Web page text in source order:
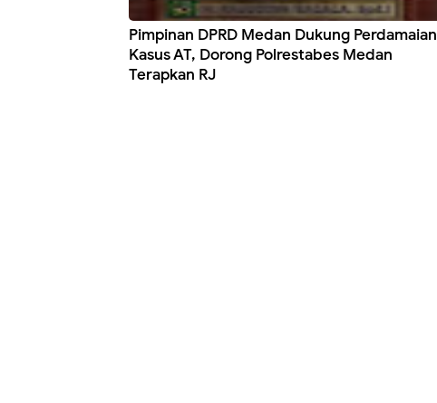
Pimpinan DPRD Medan Dukung Perdamaian
Kasus AT, Dorong Polrestabes Medan
Terapkan RJ